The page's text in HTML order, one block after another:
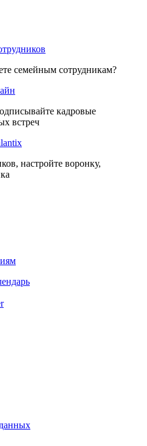
семейным сотрудникам?
кадровые
встреч
настройте воронку,